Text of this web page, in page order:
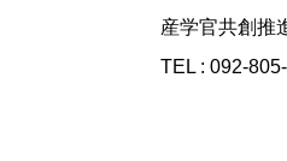
産学官共創推
TEL : 092-